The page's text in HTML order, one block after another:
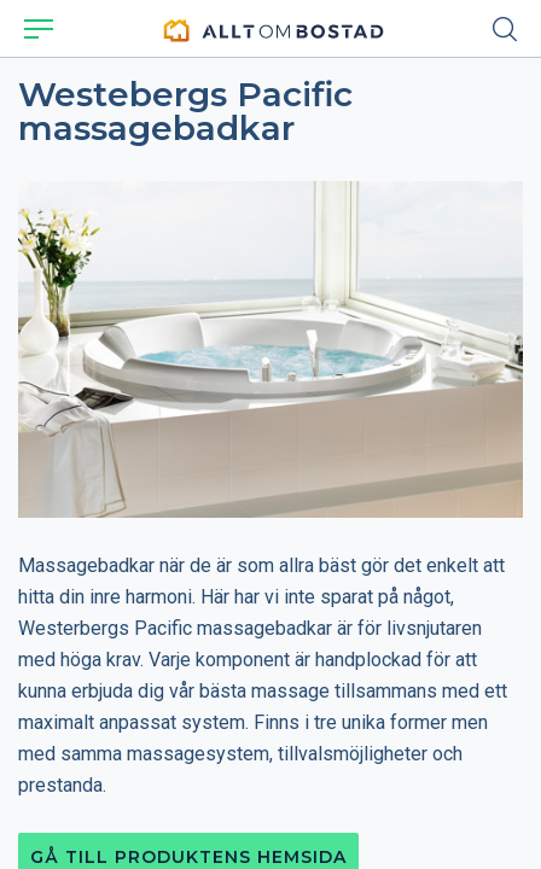
Westebergs Pacific
massagebadkar
Massagebadkar när de är som allra bäst gör det enkelt att
hitta din inre harmoni. Här har vi inte sparat på något,
Westerbergs Pacific massagebadkar är för livsnjutaren
med höga krav. Varje komponent är handplockad för att
kunna erbjuda dig vår bästa massage tillsammans med ett
maximalt anpassat system. Finns i tre unika former men
med samma massagesystem, tillvalsmöjligheter och
prestanda.
GÅ TILL PRODUKTENS HEMSIDA